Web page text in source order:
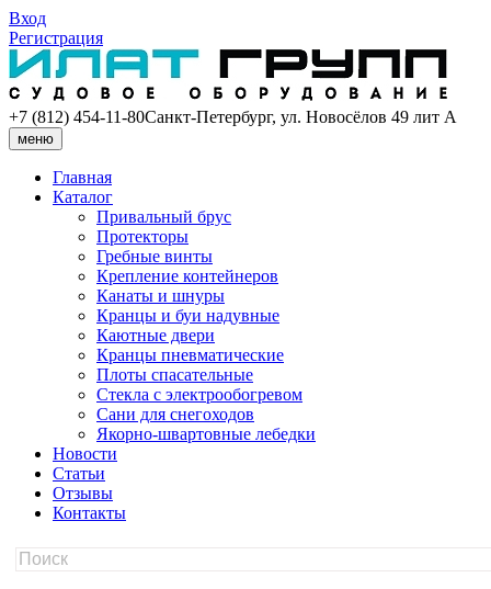
Вход
Регистрация
+7 (812) 454-11-80Санкт-Петербург, ул. Новосёлов 49 лит А
меню
Главная
Каталог
Привальный брус
Протекторы
Гребные винты
Крепление контейнеров
Канаты и шнуры
Кранцы и буи надувные
Каютные двери
Кранцы пневматические
Плоты спасательные
Стекла с электрообогревом
Сани для снегоходов
Якорно-швартовные лебедки
Новости
Статьи
Отзывы
Контакты